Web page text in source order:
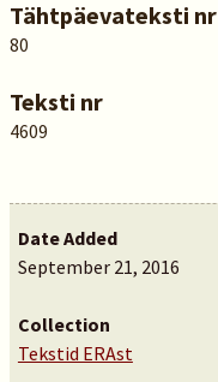
Tähtpäevateksti nr
80
Teksti nr
4609
Date Added
September 21, 2016
Collection
Tekstid ERAst